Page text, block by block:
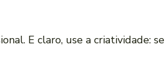
E claro, use a criatividade: se